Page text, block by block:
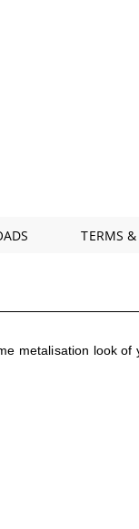
TERMS
metalisation look of